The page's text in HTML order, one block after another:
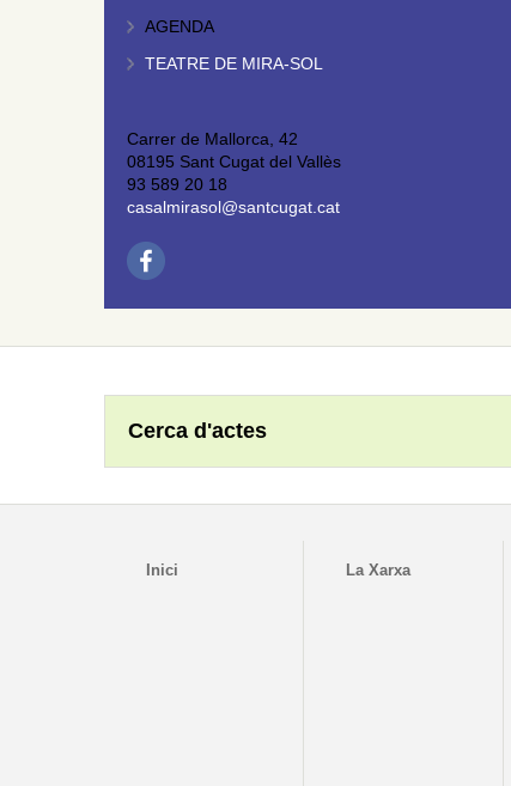
AGENDA
TEATRE DE MIRA-SOL
Carrer de Mallorca, 42
08195 Sant Cugat del Vallès
93 589 20 18
casalmirasol@santcugat.cat
Cerca d'actes
Inici La Xarxa